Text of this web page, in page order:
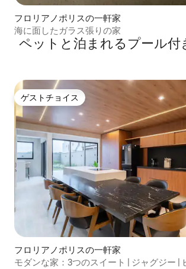
フロリアノポリスの一軒家
海に面したガラス張りの家
ペットと泊まれるプール付
ゲストチョイス
ゲストチョイス
フロリアノポリスの一軒家
モダンな家：3つのスイート | ジャグジー |